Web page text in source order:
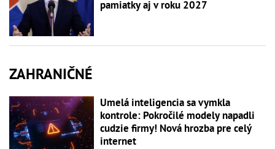
pamiatky aj v roku 2027
ZAHRANIČNÉ
Umelá inteligencia sa vymkla
kontrole: Pokročilé modely napadli
cudzie firmy! Nová hrozba pre celý
internet